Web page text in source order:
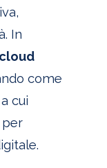
In
come
cui